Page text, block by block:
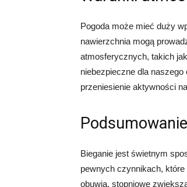
Pogoda może mieć duży
nawierzchnia mogą
atmosferycznych, takich
niebezpieczne dla
przeniesienie aktywności
Podsumowanie
Bieganie jest świetnym
pewnych czynnikach,
obuwia, stopniowe